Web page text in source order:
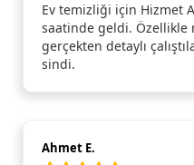
Ev temizliği için Hizmet
saatinde geldi. Özellikle
gerçekten detaylı
sindi.
Ahmet E.